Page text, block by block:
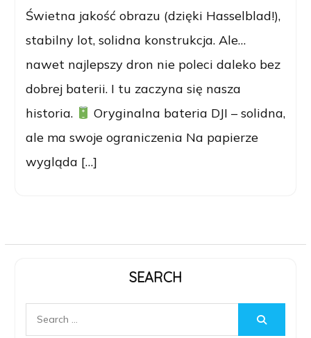
Świetna jakość obrazu (dzięki Hasselblad!),
stabilny lot, solidna konstrukcja. Ale…
nawet najlepszy dron nie poleci daleko bez
dobrej baterii. I tu zaczyna się nasza
historia.
Oryginalna bateria DJI – solidna,
ale ma swoje ograniczenia Na papierze
wygląda […]
SEARCH